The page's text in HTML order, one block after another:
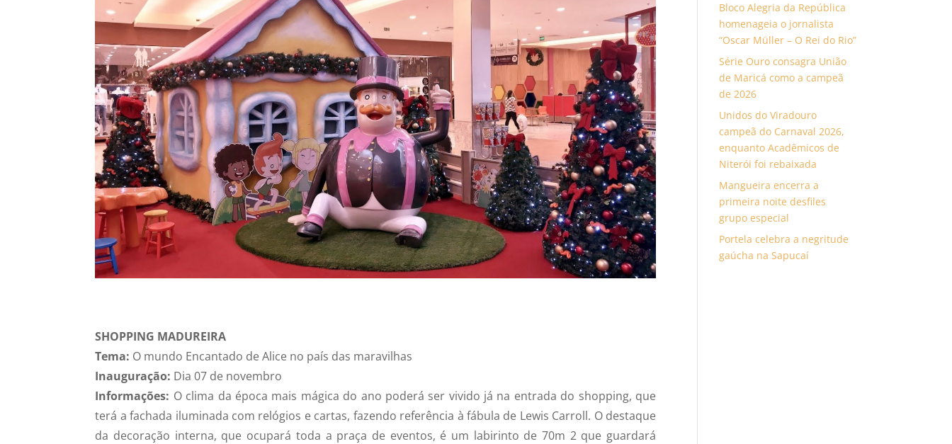
SHOPPING MADUREIRA
Tema: O mundo Encantado de Alice no país das maravilhas
Inauguração: Dia 07 de novembro
Informações: O clima da época mais mágica do ano poderá ser vivido já na entrada do shopping, que
terá a fachada iluminada com relógios e cartas, fazendo referência à fábula de Lewis Carroll. O destaque
da decoração interna, que ocupará toda a praça de eventos, é um labirinto de 70m 2 que guardará
Bloco Alegria da República
homenageia o jornalista
“Oscar Müller – O Rei do Rio”
Série Ouro consagra União
de Maricá como a campeã
de 2026
Unidos do Viradouro
campeã do Carnaval 2026,
enquanto Acadêmicos de
Niterói foi rebaixada
Mangueira encerra a
primeira noite desfiles
grupo especial
Portela celebra a negritude
gaúcha na Sapucaí